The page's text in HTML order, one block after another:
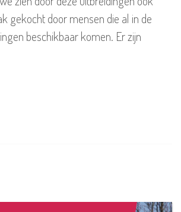
gekocht door mensen die al in de
beschikbaar komen. Er zijn